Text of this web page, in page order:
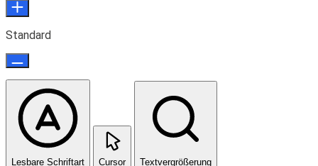
Standard
Lesbare Schriftart Cursor Textvergrößerung